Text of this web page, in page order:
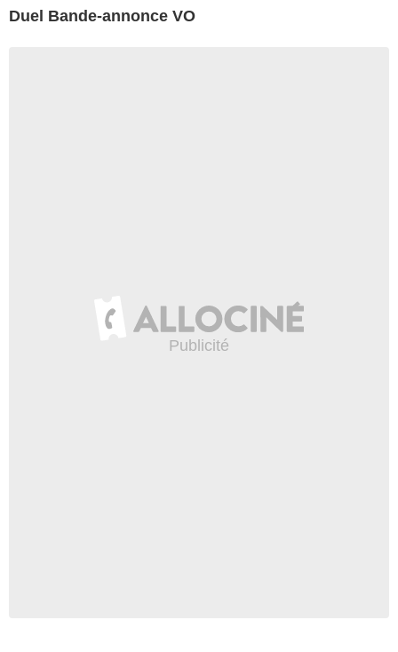
Duel Bande-annonce VO